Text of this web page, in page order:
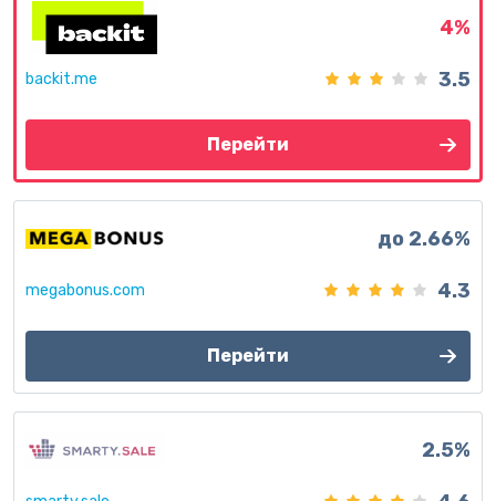
backit.me
4%
3.5
Перейти
megabonus.com
до 2.66%
4.3
Перейти
2.5%